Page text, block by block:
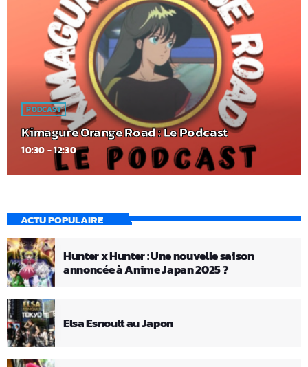
PODCAST
Kimagure Orange Road : Le Podcast
10:30 - 12:30
ACTU POPULAIRE
Hunter x Hunter : Une nouvelle saison
annoncée à Anime Japan 2025 ?
Elsa Esnoult au Japon